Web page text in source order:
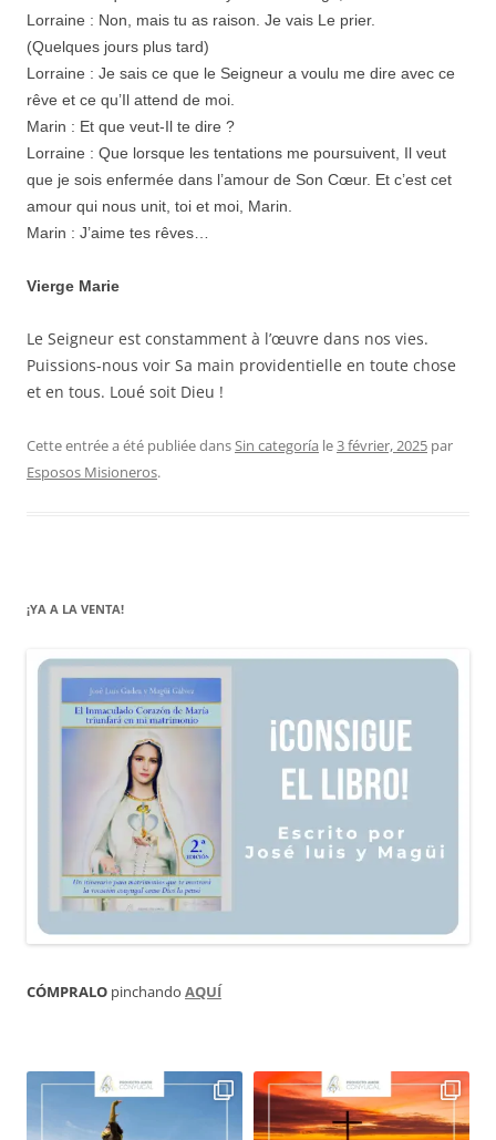
Lorraine : Non, mais tu as raison. Je vais Le prier.
(Quelques jours plus tard)
Lorraine : Je sais ce que le Seigneur a voulu me dire avec ce
rêve et ce qu’Il attend de moi.
Marin : Et que veut-Il te dire ?
Lorraine : Que lorsque les tentations me poursuivent, Il veut
que je sois enfermée dans l’amour de Son Cœur. Et c’est cet
amour qui nous unit, toi et moi, Marin.
Marin : J’aime tes rêves…
Vierge Marie
Le Seigneur est constamment à l’œuvre dans nos vies.
Puissions-nous voir Sa main providentielle en toute chose
et en tous. Loué soit Dieu !
Cette entrée a été publiée dansSin categoría le3 février, 2025 par
Esposos Misioneros.
¡YA A LA VENTA!
CÓMPRALO pinchando AQUÍ